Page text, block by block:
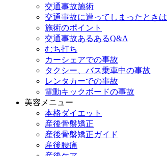
交通事故施術
交通事故に遭ってしまったときは
施術のポイント
交通事故あるあるQ&A
むち打ち
カーシェアでの事故
タクシー、バス乗車中の事故
レンタカーでの事故
電動キックボードの事故
美容メニュー
本格ダイエット
産後骨盤矯正
産後骨盤矯正ガイド
産後腰痛